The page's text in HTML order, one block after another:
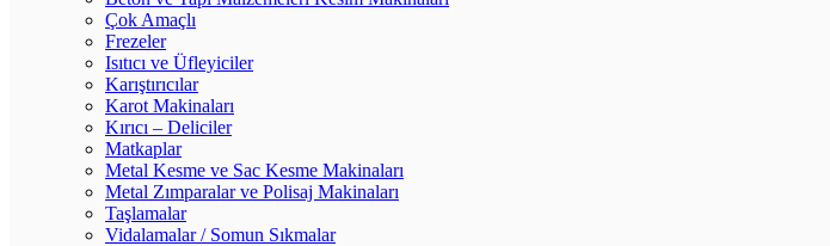
Çok Amaçlı
Frezeler
Isıtıcı ve Üfleyiciler
Karıştırıcılar
Karot Makinaları
Kırıcı – Deliciler
Matkaplar
Metal Kesme ve Sac Kesme Makinaları
Metal Zımparalar ve Polisaj Makinaları
Taşlamalar
Vidalamalar / Somun Sıkmalar